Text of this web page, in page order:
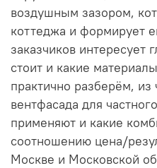
воздушным зазором,
коттеджа и формирует
заказчиков интересует
стоит и какие
практично разберём, из
вентфасада для
применяют и какие
соотношению цена/
Москве и Московской